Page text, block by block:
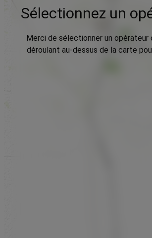
Sélectionnez un
Merci de sélectionner un opérateur
déroulant au-dessus de la carte